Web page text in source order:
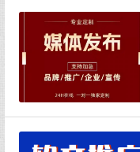
保……“无人机...